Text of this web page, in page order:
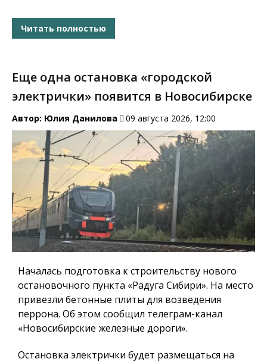
Читать полностью
Еще одна остановка «городской
электрички» появится в Новосибирске
Автор: Юлия Данилова 09 августа 2026, 12:00
Началась подготовка к строительству нового
остановочного пункта «Радуга Сибири». На место
привезли бетонные плиты для возведения
перрона. Об этом сообщил телеграм-канал
«Новосибирские железные дороги».
Остановка электрички будет размещаться на